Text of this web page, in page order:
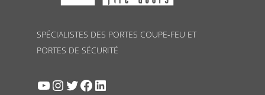
SPÉCIALISTES DES PORTES COUPE-FEU ET
PORTES DE SÉCURITÉ
YouTube
Instagram
Twitter
Facebook
LinkedIn